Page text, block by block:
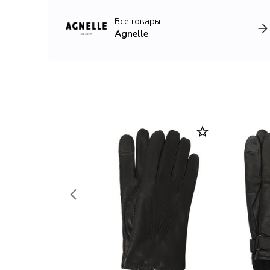
Все товары
Agnelle